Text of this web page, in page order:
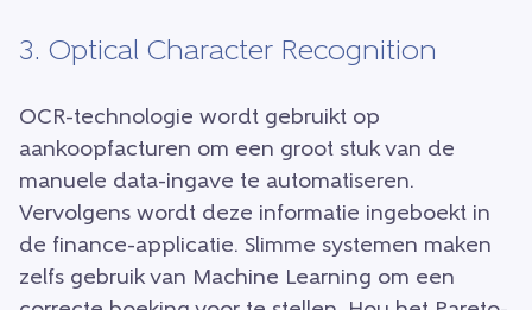
3. Optical Character Recognition
OCR-technologie wordt gebruikt op
aankoopfacturen om een groot stuk van de
manuele data-ingave te automatiseren.
Vervolgens wordt deze informatie ingeboekt in
de finance-applicatie. Slimme systemen maken
zelfs gebruik van Machine Learning om een